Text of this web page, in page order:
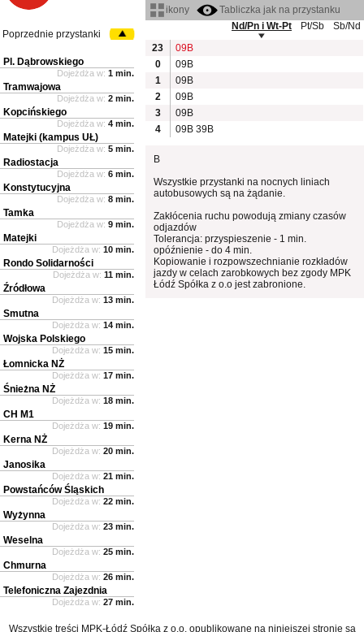
ikony
Tabliczka jak na przystanku
Nd/Pn i Wt-Pt
Pt/Sb
Sb/Nd
23
09B
0
09B
1
09B
2
09B
3
09B
4
09B 39B
B
Wszystkie przystanki na nocnych liniach
autobusowych są na żądanie.
Zakłócenia ruchu powodują zmiany czasów
odjazdów
Tolerancja: przyspieszenie - 1 min.
opóźnienie - do 4 min.
Kopiowanie i rozpowszechnianie rozkładów
jazdy w celach zarobkowych bez zgody MPK
Łódź Spółka z o.o jest zabronione.
Poprzednie przystanki
Pl. Dąbrowskiego
Dojeżdża w: 1 min.
Tramwajowa
Dojeżdża w: 2 min.
Kopcińskiego
Dojeżdża w: 4 min.
Matejki (kampus UŁ)
Dojeżdża w: 5 min.
Radiostacja
Dojeżdża w: 6 min.
Konstytucyjna
Dojeżdża w: 8 min.
Tamka
Dojeżdża w: 9 min.
Matejki
Dojeżdża w: 10 min.
Rondo Solidarności
Dojeżdża w: 11 min.
Źródłowa
Dojeżdża w: 13 min.
Smutna
Dojeżdża w: 14 min.
Wojska Polskiego
Dojeżdża w: 15 min.
Łomnicka NŻ
Dojeżdża w: 17 min.
Śnieżna NŻ
Dojeżdża w: 18 min.
CH M1
Dojeżdża w: 19 min.
Kerna NŻ
Dojeżdża w: 20 min.
Janosika
Dojeżdża w: 21 min.
Powstańców Śląskich
Dojeżdża w: 22 min.
Wyżynna
Dojeżdża w: 23 min.
Weselna
Dojeżdża w: 25 min.
Chmurna
Dojeżdża w: 26 min.
Telefoniczna Zajezdnia
Dojeżdża w: 27 min.
Wszystkie treści MPK-Łódź Spółka z o.o. opublikowane na niniejszej stronie są